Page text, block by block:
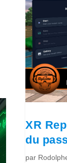
XR
du
par